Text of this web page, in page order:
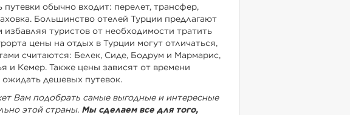
обычно входит: перелет, трансфер,
Большинство отелей Турции предлагают
туристов от необходимости тратить
цены на отдых в Турции могут отличаться,
считаются: Белек, Сиде, Бодрум и Мармарис,
и Кемер. Также цены зависят от времени
ожидать дешевых путевок.
Вам подобрать самые выгодные и интересные
этой страны. Мы сделаемвсе для того,